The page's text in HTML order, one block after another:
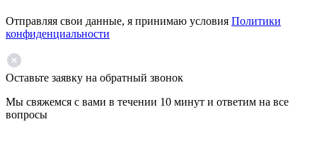
Отправляя свои данные, я принимаю условия Политики
конфиденциальности
Оставьте заявку на обратный звонок
Мы свяжемся с вами в течении 10 минут и ответим на все
вопросы